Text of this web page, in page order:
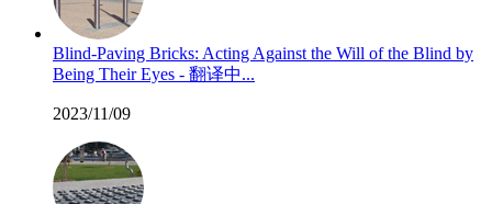
Blind-Paving Bricks: Acting Against the Will of the Blind by
Being Their Eyes - 翻译中...
2023/11/09